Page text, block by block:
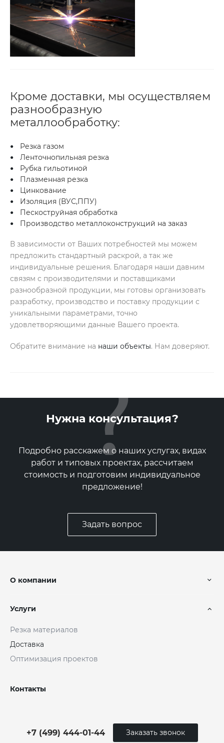
Кроме доставки, мы осуществляем
разнообразную
металлообработку:
Резка газом
Ленточнопильная резка
Рубка гильотиной
Плазменная резка
Цинкование
Изоляция (ВУС,ППУ)
Пескоструйная обработка
Производство металлоконструкций на заказ
В зависимости от Ваших потребностей мы можем
предложить стандартный раскрой, а так же
индивидуальные решения. Благодаря наши давним
связям с производителями и поставщиками
разнообразной продукции, мы готовы организовать
разработку, производство и поставку продукции с
уникальными параметрами, точно
удовлетворяющими данные Вашего проекта.
Обратите внимание на наши объекты. Нам доверяют.
Нужна консультация?
Подробно расскажем о наших услугах, видах
работ и типовых проектах, рассчитаем
стоимость и подготовим индивидуальное
предложение!
Задать вопрос
О компании
Услуги
Резка материалов
Доставка
Оптимизация проектов
Контакты
+7 (499) 444-01-44 Заказать звонок